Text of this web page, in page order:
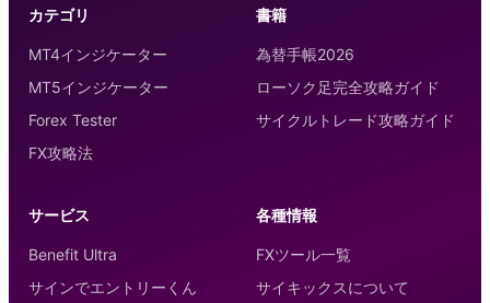
カテゴリ
MT4インジケーター
MT5インジケーター
Forex Tester
FX攻略法
書籍
為替手帳2026
ローソク足完全攻略ガイド
サイクルトレード攻略ガイド
サービス
Benefit Ultra
サインでエントリーくん
各種情報
FXツール一覧
サイキックスについて